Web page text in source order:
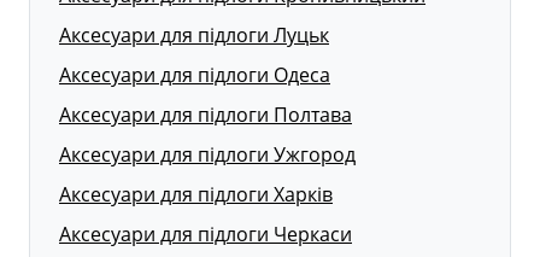
Аксесуари для підлоги Луцьк
Аксесуари для підлоги Одеса
Аксесуари для підлоги Полтава
Аксесуари для підлоги Ужгород
Аксесуари для підлоги Харків
Аксесуари для підлоги Черкаси